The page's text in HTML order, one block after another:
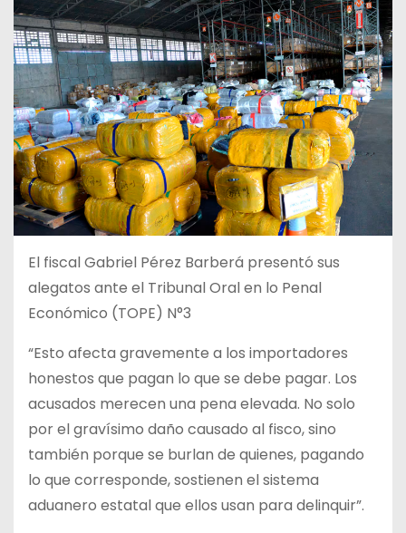
El fiscal Gabriel Pérez Barberá presentó sus
alegatos ante el Tribunal Oral en lo Penal
Económico (TOPE) N°3
“Esto afecta gravemente a los importadores
honestos que pagan lo que se debe pagar. Los
acusados merecen una pena elevada. No solo
por el gravísimo daño causado al fisco, sino
también porque se burlan de quienes, pagando
lo que corresponde, sostienen el sistema
aduanero estatal que ellos usan para delinquir”.